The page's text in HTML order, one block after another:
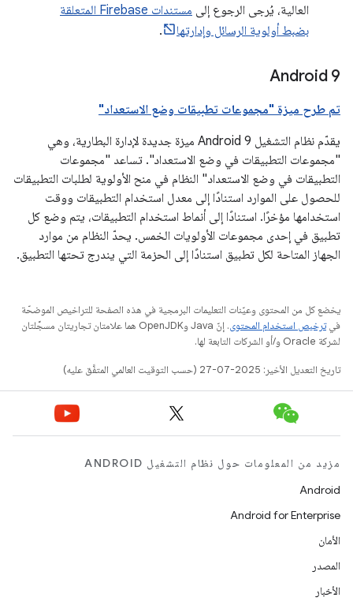
العالية، يُرجى الرجوع إلى
مستندات Firebase المتعلقة
بضبط أولوية الرسائل وإدارتها
.
Android 9
تم طرح ميزة "مجموعات تطبيقات وضع الاستعداد"
يقدّم نظام التشغيل Android 9 ميزة جديدة لإدارة البطارية، وهي
"مجموعات التطبيقات في وضع الاستعداد". تساعد "مجموعات
التطبيقات في وضع الاستعداد" النظام في منح الأولوية لطلبات التطبيقات
للحصول على الموارد استنادًا إلى معدل استخدام التطبيقات ووقت
استخدامها مؤخرًا. استنادًا إلى أنماط استخدام التطبيقات، يتم وضع كل
تطبيق في إحدى مجموعات الأولويات الخمس. يحدّ النظام من موارد
الجهاز المتاحة لكل تطبيق استنادًا إلى الحزمة التي يندرج تحتها التطبيق.
يخضع كل من المحتوى وعيّنات التعليمات البرمجية في هذه الصفحة للتراخيص الموضحّة
فيترخيص استخدام المحتوى
. إنّ Java وOpenJDK هما علامتان تجاريتان مسجَّلتان
لشركة Oracle و/أو الشركات التابعة لها.
تاريخ التعديل الأخير: 2025-07-27 (حسب التوقيت العالمي المتفَّق عليه)
مزيد من المعلومات حول نظام التشغيل ANDROID
Android
Android for Enterprise
الأمان
المصدر
الأخبار